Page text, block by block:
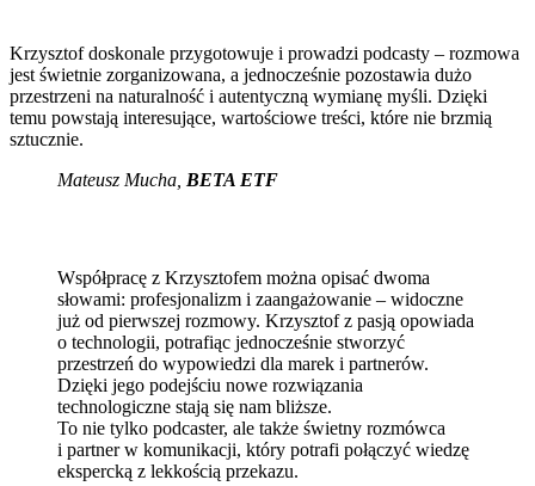
Krzysztof doskonale przygotowuje i prowadzi podcasty – rozmowa
jest świetnie zorganizowana, a jednocześnie pozostawia dużo
przestrzeni na naturalność i autentyczną wymianę myśli. Dzięki
temu powstają interesujące, wartościowe treści, które nie brzmią
sztucznie.
Mateusz Mucha BETA ETF
Współpracę z Krzysztofem można opisać dwoma
słowami: profesjonalizm i zaangażowanie – widoczne
już od pierwszej rozmowy. Krzysztof z pasją opowiada
o technologii, potrafiąc jednocześnie stworzyć
przestrzeń do wypowiedzi dla marek i partnerów.
Dzięki jego podejściu nowe rozwiązania
technologiczne stają się nam bliższe.
To nie tylko podcaster, ale także świetny rozmówca
i partner w komunikacji, który potrafi połączyć wiedzę
ekspercką z lekkością przekazu.